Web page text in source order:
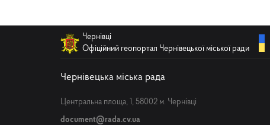
Чернівці
Офіційний геопортал Чернівецької міської ради
Чернівецька міська рада
Центральна площа, 1, 58002 м. Чернівці
document@rada.cv.ua